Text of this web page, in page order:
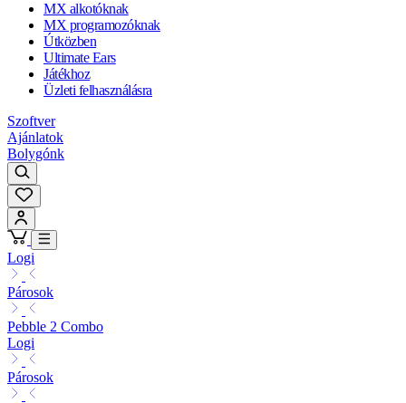
MX alkotóknak
MX programozóknak
Útközben
Ultimate Ears
Játékhoz
Üzleti felhasználásra
Szoftver
Ajánlatok
Bolygónk
Logi
Párosok
Pebble 2 Combo
Logi
Párosok